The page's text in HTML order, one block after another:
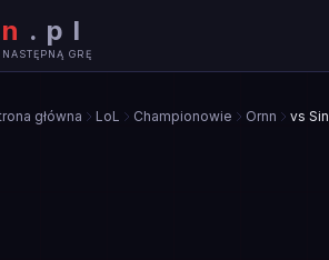
. pl
GRĘ
główna LoL Championowie Ornn vs